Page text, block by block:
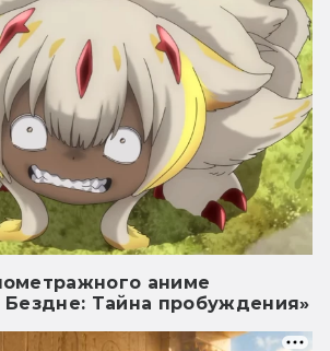
аниме
Тайна пробуждения»